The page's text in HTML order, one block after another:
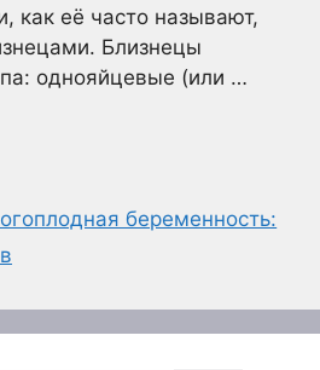
как её часто называют,
Близнецы
однояйцевые (или …
беременность: